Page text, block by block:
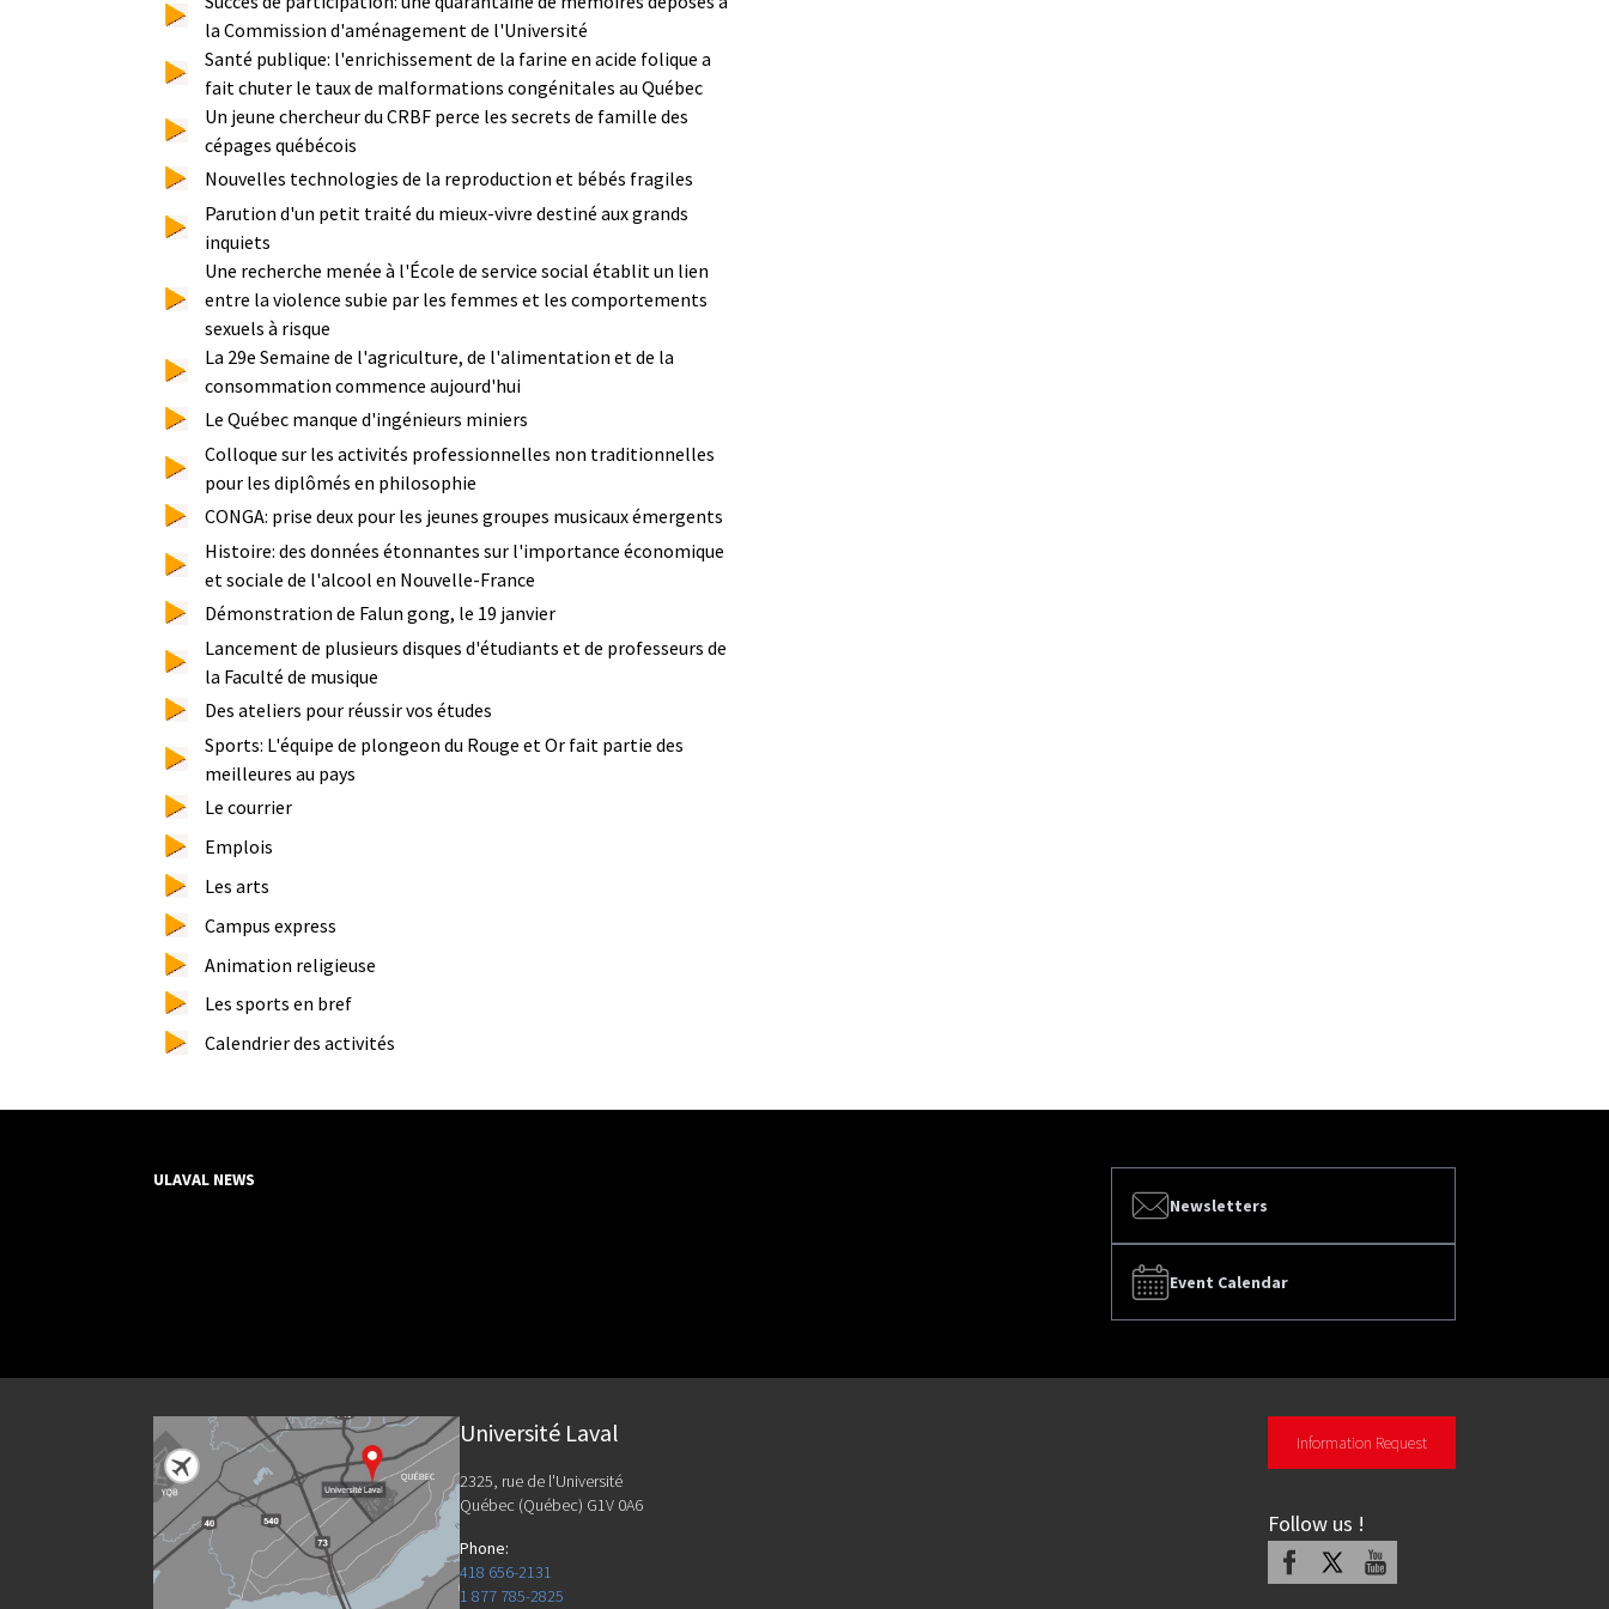
la Commission d'aménagement de l'Université
Santé publique: l'enrichissement de la farine en acide folique a
fait chuter le taux de malformations congénitales au Québec
Un jeune chercheur du CRBF perce les secrets de famille des
cépages québécois
Nouvelles technologies de la reproduction et bébés fragiles
Parution d'un petit traité du mieux-vivre destiné aux grands
inquiets
Une recherche menée à l'École de service social établit un lien
entre la violence subie par les femmes et les comportements
sexuels à risque
La 29e Semaine de l'agriculture, de l'alimentation et de la
consommation commence aujourd'hui
Le Québec manque d'ingénieurs miniers
Colloque sur les activités professionnelles non traditionnelles
pour les diplômés en philosophie
CONGA: prise deux pour les jeunes groupes musicaux émergents
Histoire: des données étonnantes sur l'importance économique
et sociale de l'alcool en Nouvelle-France
Démonstration de Falun gong, le 19 janvier
Lancement de plusieurs disques d'étudiants et de professeurs de
la Faculté de musique
Des ateliers pour réussir vos études
Sports: L'équipe de plongeon du Rouge et Or fait partie des
meilleures au pays
Le courrier
Emplois
Les arts
Campus express
Animation religieuse
Les sports en bref
Calendrier des activités
Newsletters
Event Calendar
ULAVAL NEWS
Université Laval
2325, rue de l'Université
Québec (Québec) G1V 0A6
Phone:
418 656-2131
1 877 785-2825
Information Request
Follow us !
Facebook Youtube